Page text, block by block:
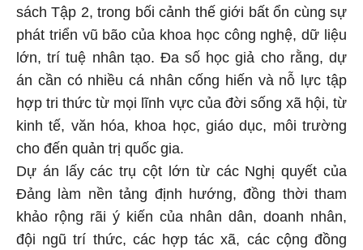
sách Tập 2, trong bối cảnh thế giới bất ổn cùng sự
phát triển vũ bão của khoa học công nghệ, dữ liệu
lớn, trí tuệ nhân tạo. Đa số học giả cho rằng, dự
án cần có nhiều cá nhân cống hiến và nỗ lực tập
hợp tri thức từ mọi lĩnh vực của đời sống xã hội, từ
kinh tế, văn hóa, khoa học, giáo dục, môi trường
cho đến quản trị quốc gia.
Dự án lấy các trụ cột lớn từ các Nghị quyết của
Đảng làm nền tảng định hướng, đồng thời tham
khảo rộng rãi ý kiến của nhân dân, doanh nhân,
đội ngũ trí thức, các hợp tác xã, các cộng đồng